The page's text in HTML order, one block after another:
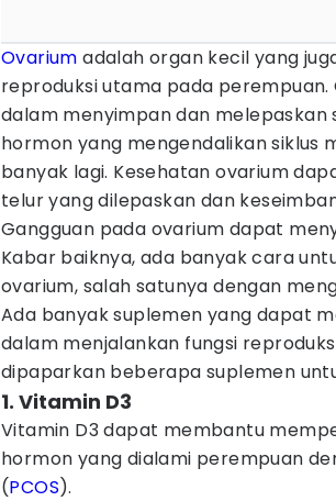
Ovarium adalah organ kecil yang
reproduksi utama pada
dalam menyimpan dan
hormon yang mengendalikan siklus
banyak lagi. Kesehatan ovarium
telur yang dilepaskan dan
Gangguan pada ovarium dapat
Kabar baiknya, ada banyak cara
ovarium, salah satunya dengan
Ada banyak suplemen yang dapat
dalam menjalankan fungsi
dipaparkan beberapa suplemen
1. Vitamin D3
Vitamin D3 dapat membantu
hormon yang dialami perempuan
(PCOS).